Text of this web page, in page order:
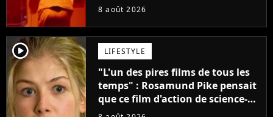
claque la porte pour "différends
8 août 2026
player2 LIFESTYLE
"L'un des pires films de tous les
temps" : Rosamund Pike pensait
que ce film d'action de science-
fiction avec Dwayne Johnson